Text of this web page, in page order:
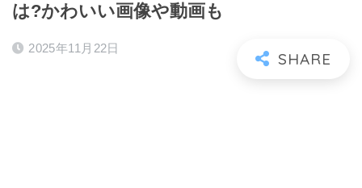
は?かわいい画像や動画も
2025年11月22日